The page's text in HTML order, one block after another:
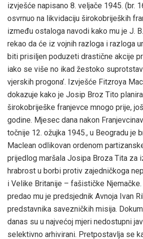
izvješće napisano 8. veljače 1945. (br.
osvrnuo na likvidaciju širokobrijeških
između ostaloga navodi kako mu je J.
rekao da će iz vojnih razloga i razloga
biti prisiljen poduzeti drastične akcije
iako se više no ikad žestoko
vjerskih progona’. Izvješće Fitzroya
dokazuje kako je Josip Broz Tito
širokobriješke franjevce mnogo prije,
godine. Mjesec dana nakon
točnije 12. ožujka 1945., u Beogradu je
Maclean odlikovan ordenom
prijedlog maršala Josipa Broza Tita za
hrabrost u borbi protiv zajedničkoga
i Velike Britanije – fašističke
predao mu je predsjednik Avnoja Ivan
predstavnika savezničkih misija.
danas su u najvećoj mjeri nedostupni
selektivno arhivirani. Pretpostavlja se